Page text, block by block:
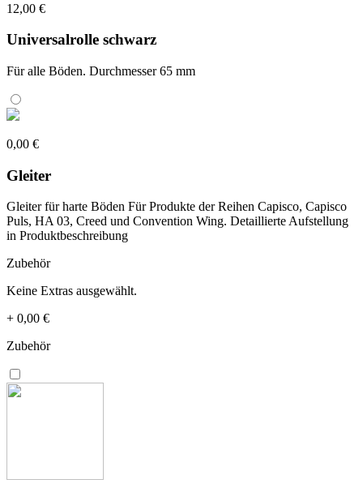
12,00 €
Universalrolle schwarz
Für alle Böden. Durchmesser 65 mm
0,00 €
Gleiter
Gleiter für harte Böden Für Produkte der Reihen Capisco, Capisco
Puls, HA 03, Creed und Convention Wing. Detaillierte Aufstellung
in Produktbeschreibung
Zubehör
Keine Extras ausgewählt.
+ 0,00 €
Zubehör